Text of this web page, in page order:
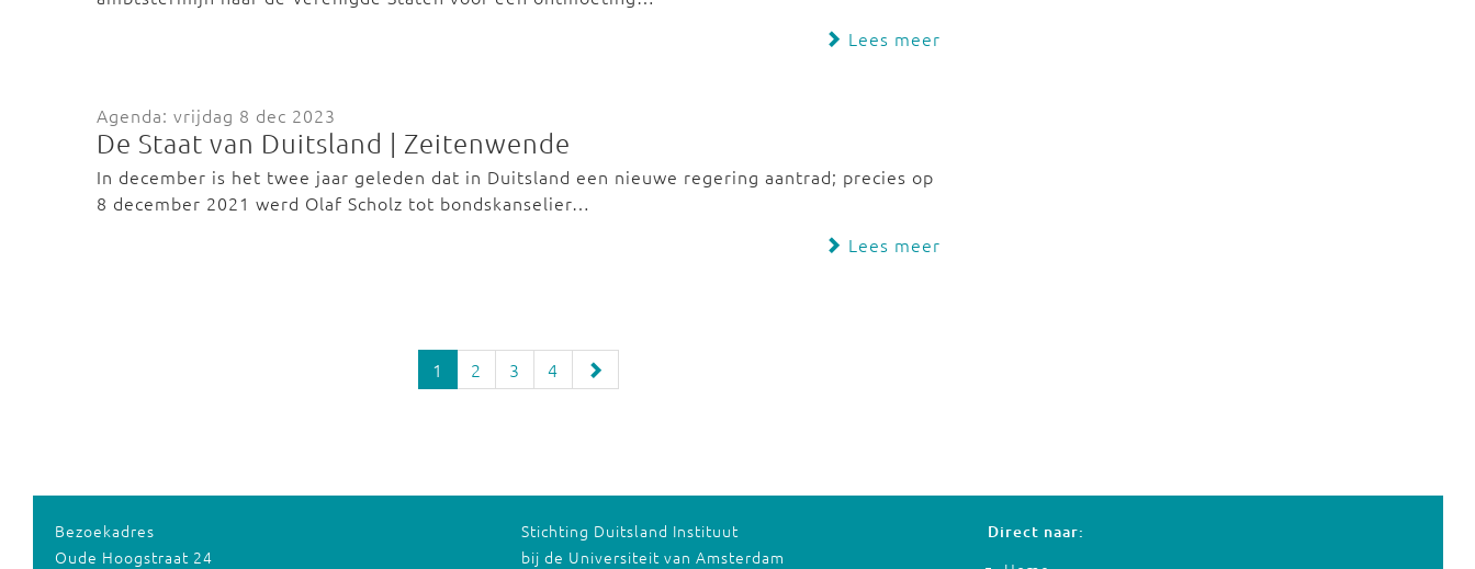
Lees meer
Agenda: vrijdag 8 dec 2023
De Staat van Duitsland | Zeitenwende
In december is het twee jaar geleden dat in Duitsland een nieuwe regering aantrad; precies op
8 december 2021 werd Olaf Scholz tot bondskanselier…
Lees meer
1 2 3 4
Bezoekadres
Oude Hoogstraat 24
Stichting Duitsland Instituut
bij de Universiteit van Amsterdam
Direct naar: